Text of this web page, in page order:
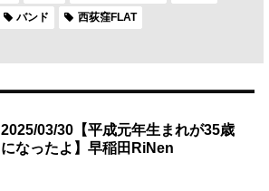
バンド 西荻窪FLAT
2025/03/30【平成元年生まれが35歳
になったよ】早稲田RiNen